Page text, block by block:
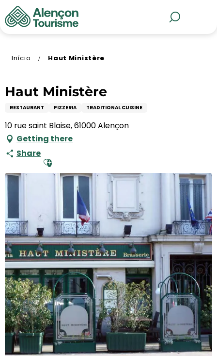
Aller
au
contenu
Início Haut Ministère
Haut Ministère
RESTAURANT PIZZERIA TRADITIONAL CUISINE
10 rue saint Blaise, 61000 Alençon
Getting there
Share Ajouter aux favoris